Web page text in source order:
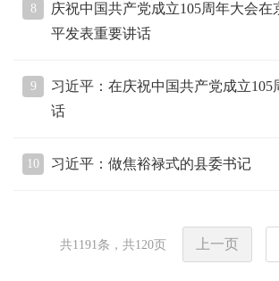
8
庆祝中国共产党成立105周年大会在
平发表重要讲话
9
习近平：在庆祝中国共产党成立105
话
10 习近平：做焦裕禄式的县委书记
共1191条，共120页 上一页